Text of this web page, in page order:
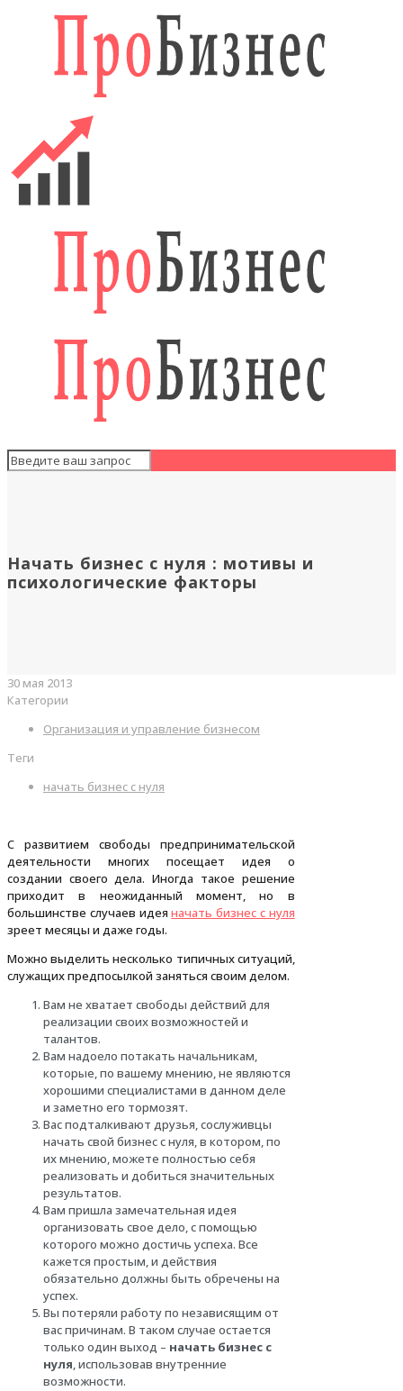
Начать бизнес с нуля : мотивы и
психологические факторы
30 мая 2013
Категории
Организация и управление бизнесом
Теги
начать бизнес с нуля
С развитием свободы предпринимательской
деятельности многих посещает идея о
создании своего дела. Иногда такое решение
приходит в неожиданный момент, но в
большинстве случаев идеяначать бизнес с нуля
зреет месяцы и даже годы.
Можно выделить несколько типичных ситуаций,
служащих предпосылкой заняться своим делом.
Вам не хватает свободы действий для
реализации своих возможностей и
талантов.
Вам надоело потакать начальникам,
которые, по вашему мнению, не являются
хорошими специалистами в данном деле
и заметно его тормозят.
Вас подталкивают друзья, сослуживцы
начать свой бизнес с нуля, в котором, по
их мнению, можете полностью себя
реализовать и добиться значительных
результатов.
Вам пришла замечательная идея
организовать свое дело, с помощью
которого можно достичь успеха. Все
кажется простым, и действия
обязательно должны быть обречены на
успех.
Вы потеряли работу по независящим от
вас причинам. В таком случае остается
только один выход – начать бизнес с
нуля, использовав внутренние
возможности.